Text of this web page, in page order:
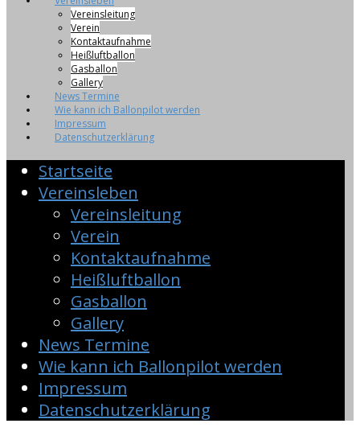
Vereinsleitung
Verein
Kontaktaufnahme
Heißluftballon
Gasballon
Gallery
News Termine
Wie kann ich Ballonpilot werden
Impressum
Datenschutzerklärung
Startseite
Vereinsleben
Vereinsleitung
Verein
Kontaktaufnahme
Heißluftballon
Gasballon
Gallery
News Termine
Wie kann ich Ballonpilot werden
Impressum
Datenschutzerklärung